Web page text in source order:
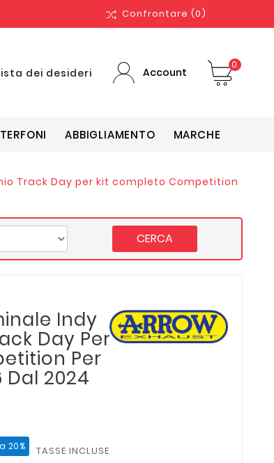
Confrontare (0)
dei desideri Account
0
ABBIGLIAMENTO MARCHE
Track Day per kit completo Competition
CERCA
Indy
Day Per
Per
Dal 2024
20% TASSE INCLUSE